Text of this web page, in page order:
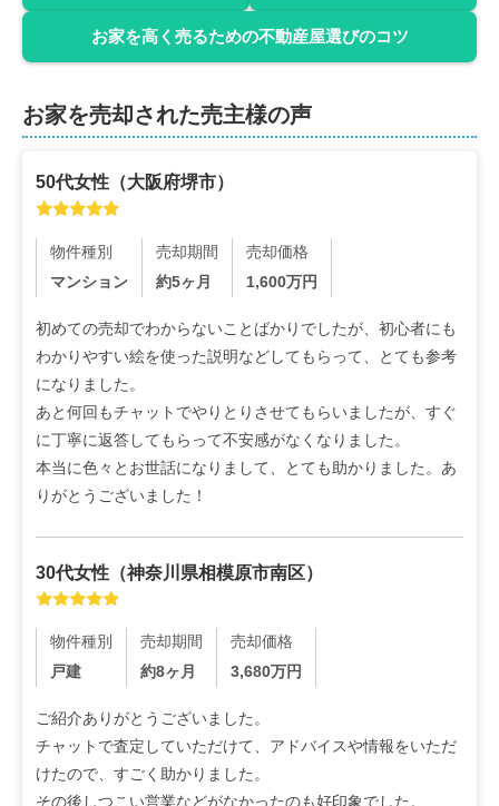
お家を高く売るための不動産屋選びのコツ
お家を売却された売主様の声
50代女性 （大阪府堺市）
物件種別
マンション
売却期間
約5ヶ月
売却価格
1,600万円
初めての売却でわからないことばかりでしたが、初心者にも
わかりやすい絵を使った説明などしてもらって、とても参考
になりました。
あと何回もチャットでやりとりさせてもらいましたが、すぐ
に丁寧に返答してもらって不安感がなくなりました。
本当に色々とお世話になりまして、とても助かりました。あ
りがとうございました！
30代女性 （神奈川県相模原市南区）
物件種別
戸建
売却期間
約8ヶ月
売却価格
3,680万円
ご紹介ありがとうございました。
チャットで査定していただけて、アドバイスや情報をいただ
けたので、すごく助かりました。
その後しつこい営業などがなかったのも好印象でした。